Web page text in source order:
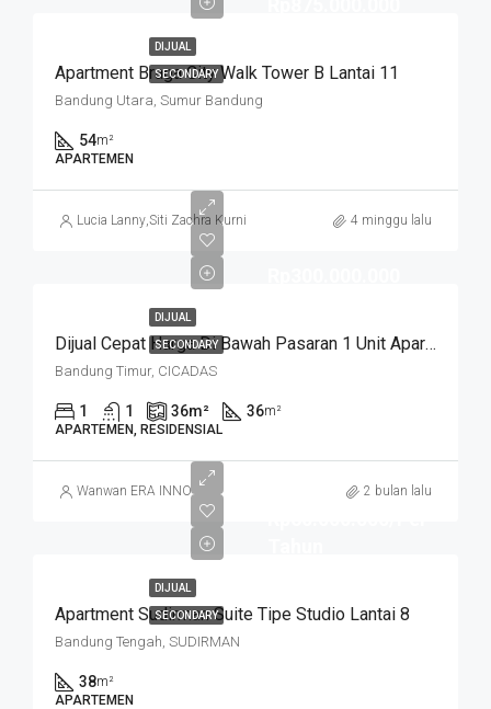
DIJUAL
SECONDARY
Apartment Braga City Walk Tower B Lantai 11
Bandung Utara, Sumur Bandung
54m²
APARTEMEN
Lucia Lanny,Siti Zachra Kurniasari 4 minggu lalu
DIJUAL
SECONDARY Dijual Cepat Harga Di Bawah Pasaran 1 Unit Apartemen Cicadas Jln A Yani Bandung Kota
Bandung Timur, CICADAS
1 1 36m² 36m²
APARTEMEN, RESIDENSIAL
Wanwan ERA INNO 2 bulan lalu
DIJUAL
SECONDARY
Apartment Sudirman Suite Tipe Studio Lantai 8
Bandung Tengah, SUDIRMAN
38m²
APARTEMEN